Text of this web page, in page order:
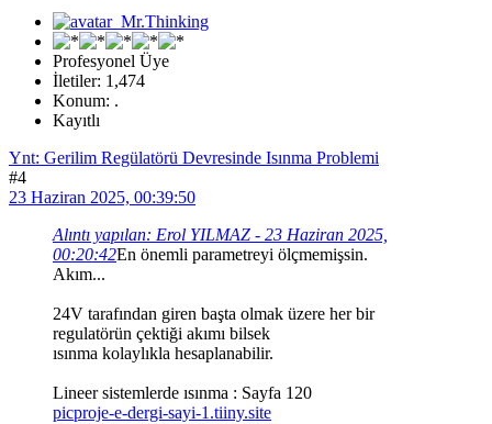
Profesyonel Üye
İletiler: 1,474
Konum: .
Kayıtlı
Ynt: Gerilim Regülatörü Devresinde Isınma Problemi
#4
23 Haziran 2025, 00:39:50
Alıntı yapılan: Erol YILMAZ - 23 Haziran 2025,
00:20:42En önemli parametreyi ölçmemişsin.
Akım...
24V tarafından giren başta olmak üzere her bir
regulatörün çektiği akımı bilsek
ısınma kolaylıkla hesaplanabilir.
Lineer sistemlerde ısınma : Sayfa 120
picproje-e-dergi-sayi-1.tiiny.site